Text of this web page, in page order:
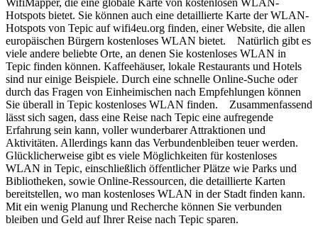
WifiMapper, die eine globale Karte von kostenlosen WLAN-
Hotspots bietet. Sie können auch eine detaillierte Karte der WLAN-
Hotspots von Tepic auf wifi4eu.org finden, einer Website, die allen
europäischen Bürgern kostenloses WLAN bietet. Natürlich gibt es
viele andere beliebte Orte, an denen Sie kostenloses WLAN in
Tepic finden können. Kaffeehäuser, lokale Restaurants und Hotels
sind nur einige Beispiele. Durch eine schnelle Online-Suche oder
durch das Fragen von Einheimischen nach Empfehlungen können
Sie überall in Tepic kostenloses WLAN finden. Zusammenfassend
lässt sich sagen, dass eine Reise nach Tepic eine aufregende
Erfahrung sein kann, voller wunderbarer Attraktionen und
Aktivitäten. Allerdings kann das Verbundenbleiben teuer werden.
Glücklicherweise gibt es viele Möglichkeiten für kostenloses
WLAN in Tepic, einschließlich öffentlicher Plätze wie Parks und
Bibliotheken, sowie Online-Ressourcen, die detaillierte Karten
bereitstellen, wo man kostenloses WLAN in der Stadt finden kann.
Mit ein wenig Planung und Recherche können Sie verbunden
bleiben und Geld auf Ihrer Reise nach Tepic sparen.